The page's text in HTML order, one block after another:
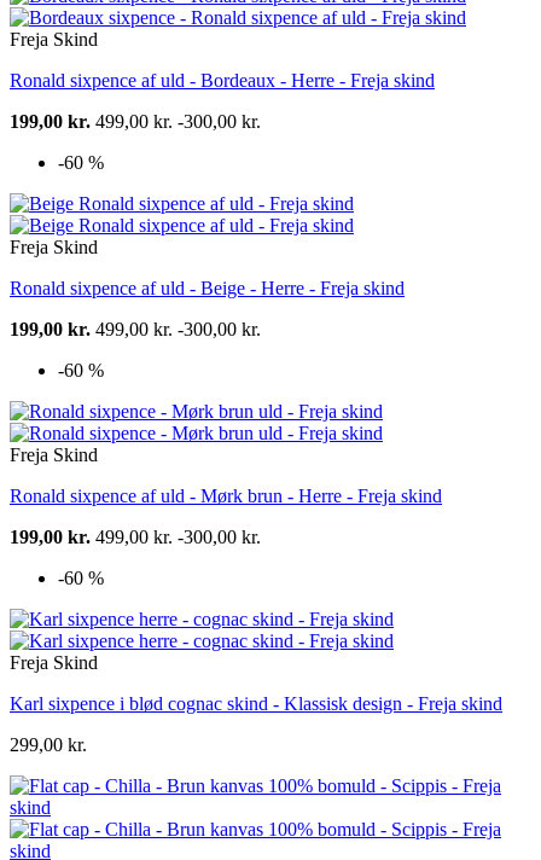
Freja Skind
Ronald sixpence af uld - Bordeaux - Herre - Freja skind
199,00 kr. 499,00 kr. -300,00 kr.
-60 %
Freja Skind
Ronald sixpence af uld - Beige - Herre - Freja skind
199,00 kr. 499,00 kr. -300,00 kr.
-60 %
Freja Skind
Ronald sixpence af uld - Mørk brun - Herre - Freja skind
199,00 kr. 499,00 kr. -300,00 kr.
-60 %
Freja Skind
Karl sixpence i blød cognac skind - Klassisk design - Freja skind
299,00 kr.